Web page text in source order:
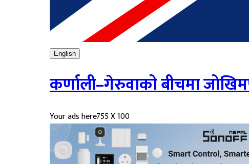
English
कर्णाली–गेरुवाको बीचमा
Your ads here755 X 100